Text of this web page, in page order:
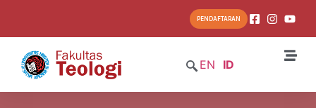
PENDAFTARAN
EN ID